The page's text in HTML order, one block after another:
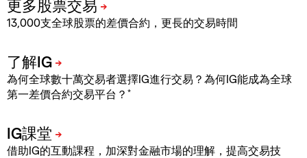
13,000支全球股票的差價合約，更長的交易時間
為何全球數十萬交易者選擇IG進行交易？為何IG能成為全球
第一差價合約交易平台？ *
借助IG的互動課程，加深對金融市場的理解，提高交易技